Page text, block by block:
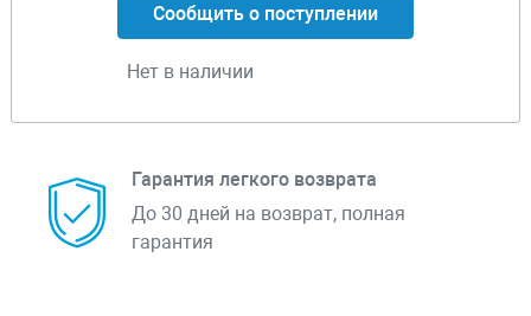
Сообщить о поступлении
Нет в наличии
Гарантия легкого возврата
До 30 дней на возврат, полная
гарантия